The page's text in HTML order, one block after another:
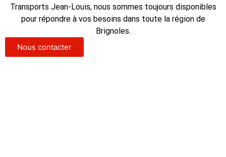
Transports Jean-Louis, nous sommes toujours disponibles
pour répondre à vos besoins dans toute la région de
Brignoles.
Nous contacter